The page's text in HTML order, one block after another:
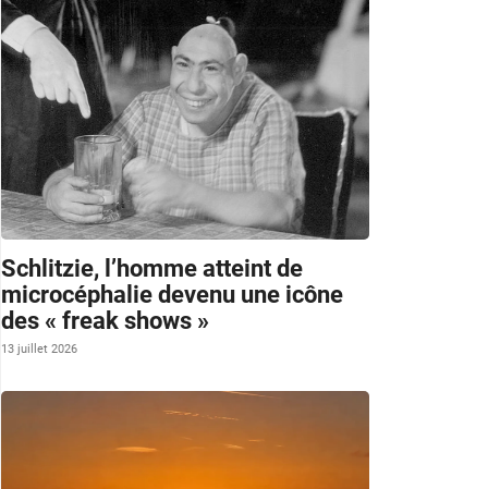
Schlitzie, l’homme atteint de
microcéphalie devenu une icône
des « freak shows »
13 juillet 2026